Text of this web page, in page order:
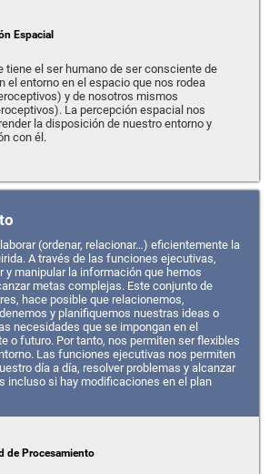
Espacial
tiene el ser humano de ser consciente de
el entorno en el espacio que nos rodea
y de nosotros mismos
La percepción espacial nos
la disposición de nuestro entorno y
con él.
(ordenar, relacionar…) eficientemente la
A través de las funciones ejecutivas,
y manipular la información que hemos
metas complejas. Este conjunto de
hace posible que relacionemos,
y planifiquemos nuestras ideas o
necesidades que se impongan en el
o futuro. Por tanto, nos permiten ser flexibles
Las funciones ejecutivas nos permiten
día a día, resolver problemas y alcanzar
incluso si hay modificaciones en el plan
de Procesamiento